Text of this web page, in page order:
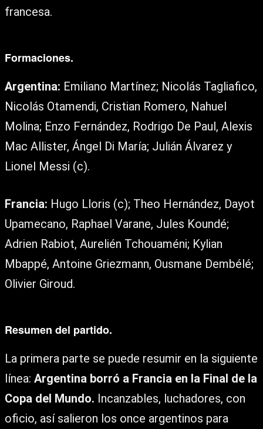
francesa.
Formaciones.
Argentina: Emiliano Martínez; Nicolás Tagliafico,
Nicolás Otamendi, Cristian Romero, Nahuel
Molina; Enzo Fernández, Rodrigo De Paul, Alexis
Mac Allister, Ángel Di María; Julián Álvarez y
Lionel Messi (c).
Francia: Hugo Lloris (c); Theo Hernández, Dayot
Upamecano, Raphael Varane, Jules Koundé;
Adrien Rabiot, Aurelién Tchouaméni; Kylian
Mbappé, Antoine Griezmann, Ousmane Dembélé;
Olivier Giroud.
Resumen del partido.
La primera parte se puede resumir en la siguiente
línea: Argentina borró a Francia en la Final de la
Copa del Mundo. Incanzables, luchadores, con
oficio, así salieron los once argentinos para